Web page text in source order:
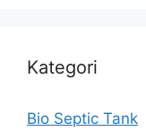
Kategori
Bio Septic Tank